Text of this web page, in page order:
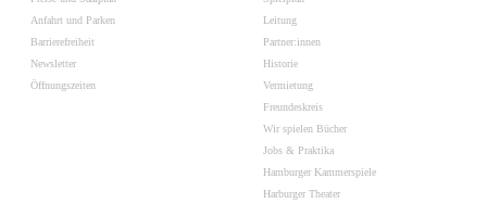
Anfahrt und Parken
Barrierefreiheit
Newsletter
Öffnungszeiten
Leitung
Partner:innen
Historie
Vermietung
Freundeskreis
Wir spielen Bücher
Jobs & Praktika
Hamburger Kammerspiele
Harburger Theater